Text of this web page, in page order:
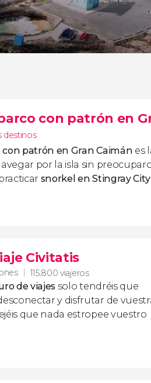
con patrón en
destinos
con patrón en Gran Caimán es
por la isla sin
snorkel en Stingray City
Civitatis
115.800 viajeros
de viajes solo tendréis que
y disfrutar de
que nada estropee vuestro